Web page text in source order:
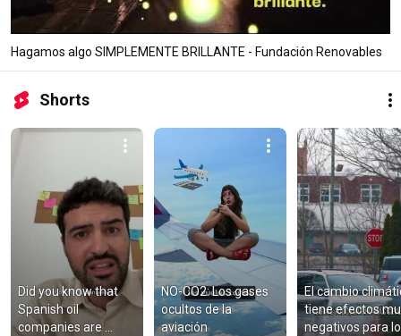
Hagamos algo SIMPLEMENTE BRILLANTE - Fundación Renovables
Shorts
Did you know that
Spanish oil
companies are
NO-CO2: Los gases
ocultos de la
aviación
El cambio
tiene efectos
negativos para